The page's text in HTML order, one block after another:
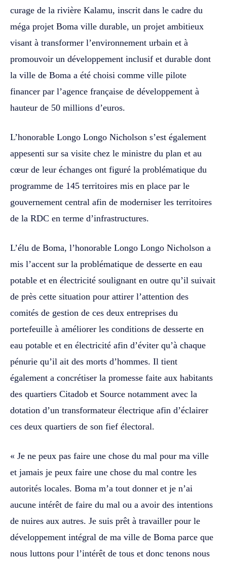
curage de la rivière Kalamu, inscrit dans le cadre du
méga projet Boma ville durable, un projet ambitieux
visant à transformer l’environnement urbain et à
promouvoir un développement inclusif et durable dont
la ville de Boma a été choisi comme ville pilote
financer par l’agence française de développement à
hauteur de 50 millions d’euros.
L’honorable Longo Longo Nicholson s’est également
appesenti sur sa visite chez le ministre du plan et au
cœur de leur échanges ont figuré la problématique du
programme de 145 territoires mis en place par le
gouvernement central afin de moderniser les territoires
de la RDC en terme d’infrastructures.
L’élu de Boma, l’honorable Longo Longo Nicholson a
mis l’accent sur la problématique de desserte en eau
potable et en électricité soulignant en outre qu’il suivait
de près cette situation pour attirer l’attention des
comités de gestion de ces deux entreprises du
portefeuille à améliorer les conditions de desserte en
eau potable et en électricité afin d’éviter qu’à chaque
pénurie qu’il ait des morts d’hommes. Il tient
également a concrétiser la promesse faite aux habitants
des quartiers Citadob et Source notamment avec la
dotation d’un transformateur électrique afin d’éclairer
ces deux quartiers de son fief électoral.
« Je ne peux pas faire une chose du mal pour ma ville
et jamais je peux faire une chose du mal contre les
autorités locales. Boma m’a tout donner et je n’ai
aucune intérêt de faire du mal ou a avoir des intentions
de nuires aux autres. Je suis prêt à travailler pour le
développement intégral de ma ville de Boma parce que
nous luttons pour l’intérêt de tous et donc tenons nous